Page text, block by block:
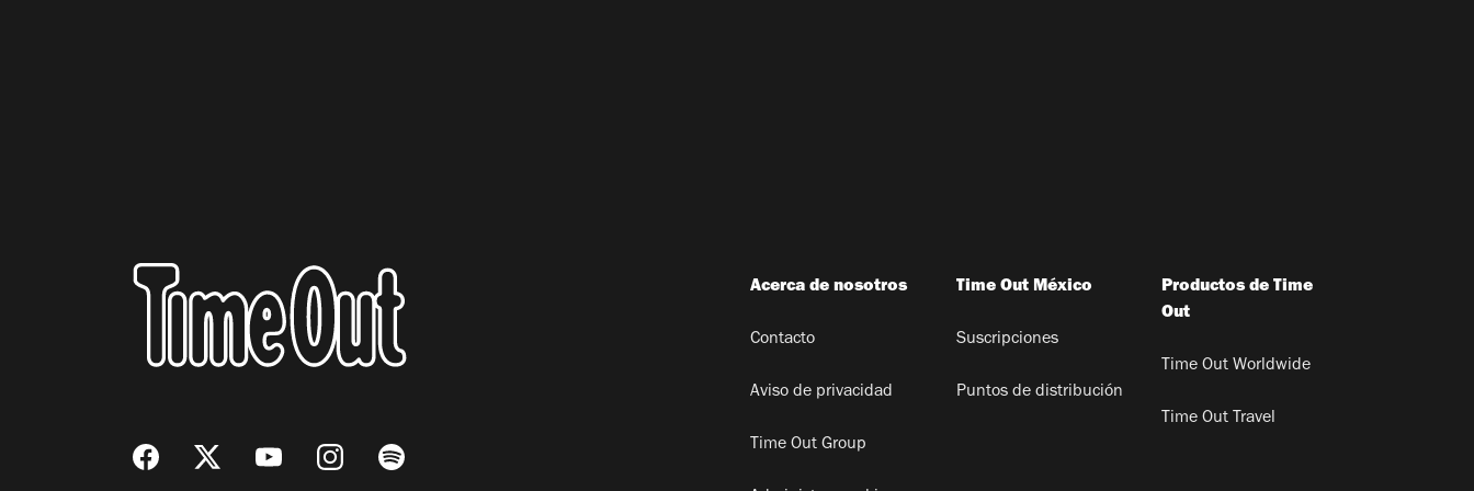
Acerca de nosotros
Contacto
Aviso de privacidad
Time Out Group
Time Out México
Suscripciones
Puntos de distribución
Productos de Time
Out
Time Out Worldwide
Time Out Travel